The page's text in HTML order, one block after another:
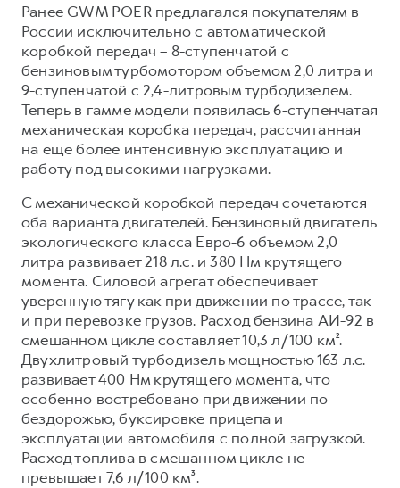
Коллекция Детская
Ранее GWM POER предлагался покупателям в
России исключительно с автоматической
коробкой передач – 8-ступенчатой с
бензиновым турбомотором объемом 2,0 литра и
9-ступенчатой с 2,4-литровым турбодизелем.
Теперь в гамме модели появилась 6-ступенчатая
механическая коробка передач, рассчитанная
на еще более интенсивную эксплуатацию и
работу под высокими нагрузками.
С механической коробкой передач сочетаются
оба варианта двигателей. Бензиновый двигатель
экологического класса Евро-6 объемом 2,0
литра развивает 218 л.с. и 380 Нм крутящего
момента. Силовой агрегат обеспечивает
уверенную тягу как при движении по трассе, так
и при перевозке грузов. Расход бензина АИ-92 в
смешанном цикле составляет 10,3 л/100 км².
Двухлитровый турбодизель мощностью 163 л.с.
развивает 400 Нм крутящего момента, что
особенно востребовано при движении по
бездорожью, буксировке прицепа и
эксплуатации автомобиля с полной загрузкой.
Расход топлива в смешанном цикле не
превышает 7,6 л/100 км³.